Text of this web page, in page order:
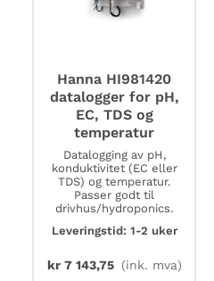
Hanna HI981420
datalogger for pH,
EC, TDS og
temperatur
Datalogging av pH,
konduktivitet (EC eller
TDS) og temperatur.
Passer godt til
drivhus/hydroponics.
Leveringstid: 1-2 uker
kr7 143,75 (ink. mva)